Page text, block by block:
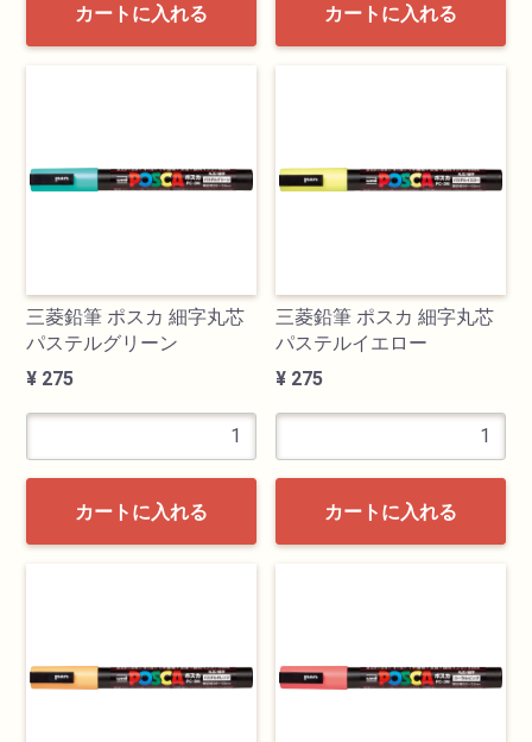
カートに入れる カートに入れる
三菱鉛筆 ポスカ 細字丸芯
パステルグリーン
¥ 275
カートに入れる
三菱鉛筆 ポスカ 細字丸芯
パステルイエロー
¥ 275
カートに入れる